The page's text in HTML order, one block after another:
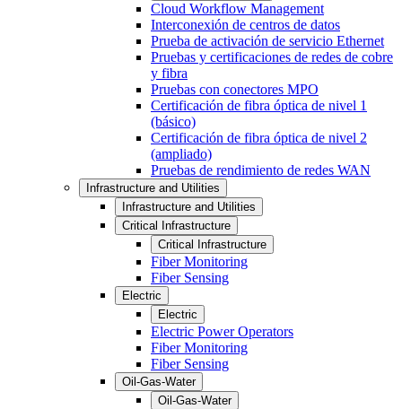
Cloud Workflow Management
Interconexión de centros de datos
Prueba de activación de servicio Ethernet
Pruebas y certificaciones de redes de cobre
y fibra
Pruebas con conectores MPO
Certificación de fibra óptica de nivel 1
(básico)
Certificación de fibra óptica de nivel 2
(ampliado)
Pruebas de rendimiento de redes WAN
Infrastructure and Utilities
Infrastructure and Utilities
Critical Infrastructure
Critical Infrastructure
Fiber Monitoring
Fiber Sensing
Electric
Electric
Electric Power Operators
Fiber Monitoring
Fiber Sensing
Oil-Gas-Water
Oil-Gas-Water